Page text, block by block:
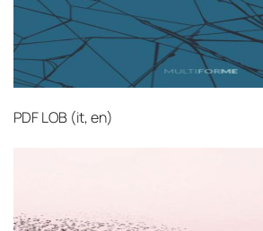
PDFLOB (it, en)‎